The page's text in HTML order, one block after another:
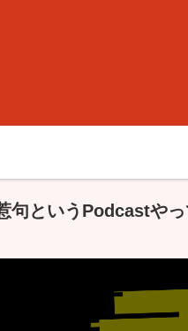
句というPodcastや